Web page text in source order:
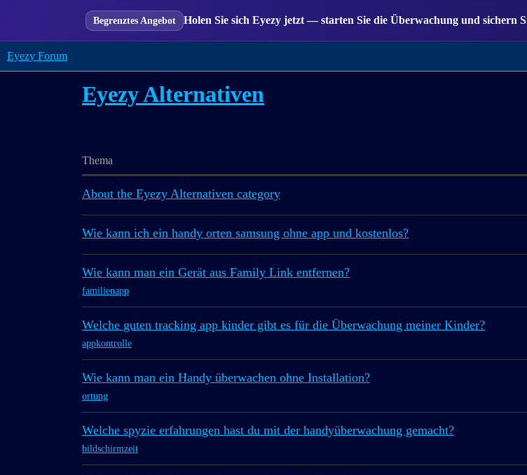
Begrenztes Angebot Holen Sie sich Eyezy jetzt — starten Sie die Überwachung und sichern
Eyezy Forum
Eyezy Alternativen
Thema
About the Eyezy Alternativen category
Wie kann ich ein handy orten samsung ohne app und kostenlos?
Wie kann man ein Gerät aus Family Link entfernen?
familienapp
Welche guten tracking app kinder gibt es für die Überwachung meiner Kinder?
appkontrolle
Wie kann man ein Handy überwachen ohne Installation?
ortung
Welche spyzie erfahrungen hast du mit der handyüberwachung gemacht?
bildschirmzeit